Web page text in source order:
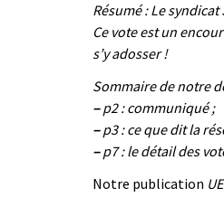
Résumé : Le
Ce vote est un
s’y adosser !
Sommaire de notre
–p2 : communiqué ;
–p3 : ce que dit la
–p7 : le détail des
Notre publication